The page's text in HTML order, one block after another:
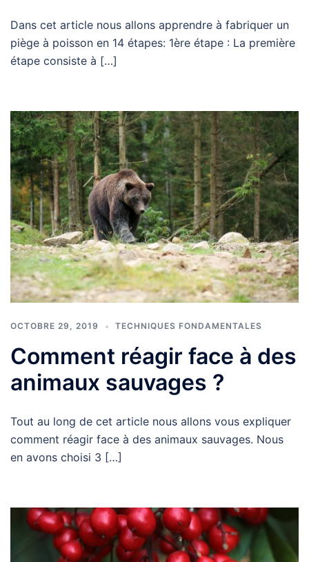
Dans cet article nous allons apprendre à fabriquer un
piège à poisson en 14 étapes: 1ère étape : La première
étape consiste à […]
OCTOBRE 29, 2019 TECHNIQUES FONDAMENTALES
Comment réagir face à des
animaux sauvages ?
Tout au long de cet article nous allons vous expliquer
comment réagir face à des animaux sauvages. Nous
en avons choisi 3 […]